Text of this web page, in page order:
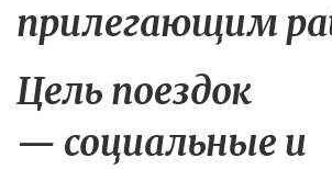
прилегающим
Цель поездок
— социальные и